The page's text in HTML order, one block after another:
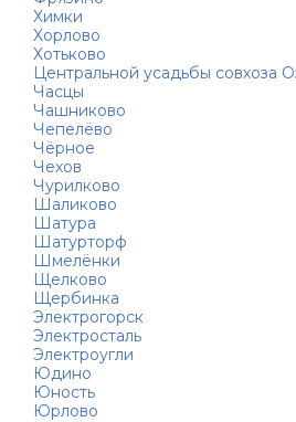
Химки
Хорлово
Хотьково
Центральной усадьбы совхоза
Часцы
Чашниково
Чепелёво
Чёрное
Чехов
Чурилково
Шаликово
Шатура
Шатурторф
Шмелёнки
Щелково
Щербинка
Электрогорск
Электросталь
Электроугли
Юдино
Юность
Юрлово